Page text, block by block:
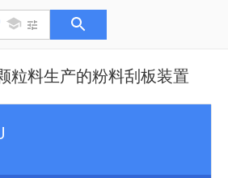
粒料生产的粉料刮板装置